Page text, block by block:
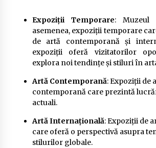
Expoziții Temporare: Muzeul
asemenea, expoziții temporare
de artă contemporană și
expoziții oferă vizitatorilor
explora noi tendințe și stiluri în
Artă Contemporană: Expoziții de
contemporană care prezintă
actuali.
Artă Internațională: Expoziții de
care oferă o perspectivă asupra
stilurilor globale.